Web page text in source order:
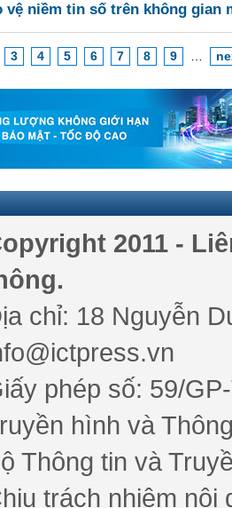
vệ niềm tin số trên không gian
3 4 5 6 7 8 9
2011 -
chỉ: 18 Nguyễn
phép số: 59/
hình và
Thông tin và
trách nhiệm nội